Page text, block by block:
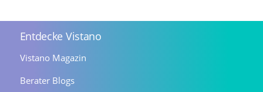
Entdecke Vistano
Vistano Magazin
Berater Blogs